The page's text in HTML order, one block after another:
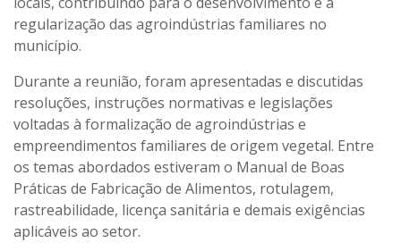
regularização das agroindústrias familiares no
município.
Durante a reunião, foram apresentadas e discutidas
resoluções, instruções normativas e legislações
voltadas à formalização de agroindústrias e
empreendimentos familiares de origem vegetal. Entre
os temas abordados estiveram o Manual de Boas
Práticas de Fabricação de Alimentos, rotulagem,
rastreabilidade, licença sanitária e demais exigências
aplicáveis ao setor.